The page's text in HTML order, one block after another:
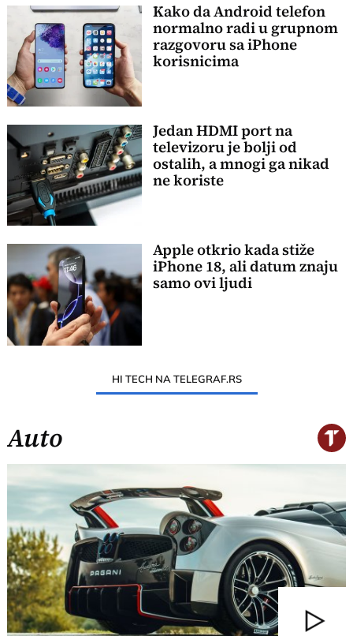
Kako da Android telefon
normalno radi u grupnom
razgovoru sa iPhone
korisnicima
Jedan HDMI port na
televizoru je bolji od
ostalih, a mnogi ga nikad
ne koriste
Apple otkrio kada stiže
iPhone 18, ali datum znaju
samo ovi ljudi
HI TECH NA TELEGRAF.RS
Auto